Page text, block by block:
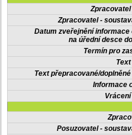
Zpracovatel -
Datum zveřejnění informace
na úřední desce
Termín pro
Text přepracované/
Informace
Posuzovatel -